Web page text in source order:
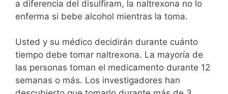
a diferencia del disulfiram, la naltrexona no lo
enferma si bebe alcohol mientras la toma.
Usted y su médico decidirán durante cuánto
tiempo debe tomar naltrexona. La mayoría de
las personas toman el medicamento durante 12
semanas o más. Los investigadores han